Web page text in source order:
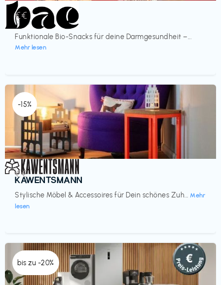
Lebensmittel
bae Treat
Funktionale Bio-Snacks für deine Darmgesundheit –...
Mehr lesen
€€‎
-15%
Einrichtung
KAWENTSMANN
Stylische Möbel & Accessoires für Dein schönes Zuh... Mehr
lesen
€€‎
bis zu -20%